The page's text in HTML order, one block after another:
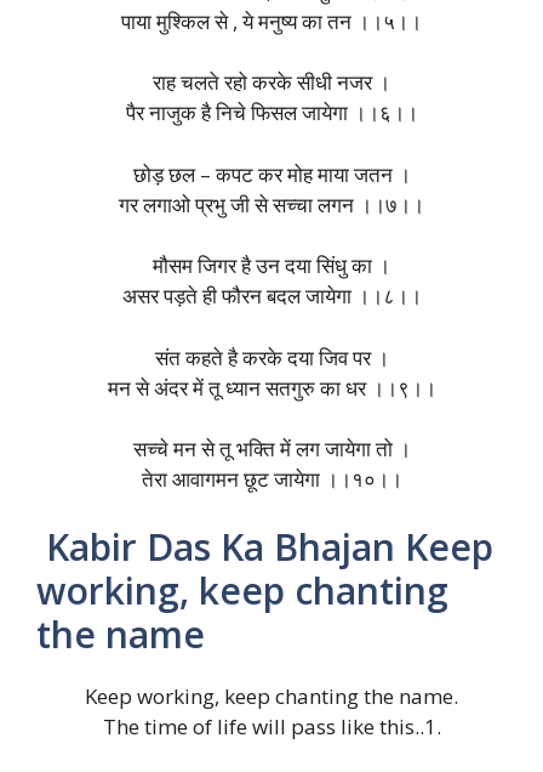
पाया मुश्किल से , ये मनुष्य का तन ।।५।।
राह चलते रहो करके सीधी नजर ।
पैर नाजुक है निचे फिसल जायेगा ।।६।।
छोड़ छल – कपट कर मोह माया जतन ।
गर लगाओ प्रभु जी से सच्चा लगन ।।७।।
मौसम जिगर है उन दया सिंधु का ।
असर पड़ते ही फौरन बदल जायेगा ।।८।।
संत कहते है करके दया जिव पर ।
मन से अंदर में तू ध्यान सतगुरु का धर ।।९।।
सच्चे मन से तू भक्ति में लग जायेगा तो ।
तेरा आवागमन छूट जायेगा ।।१०।।
Kabir Das Ka Bhajan Keep
working, keep chanting
the name
Keep working, keep chanting the name.
The time of life will pass like this..1.